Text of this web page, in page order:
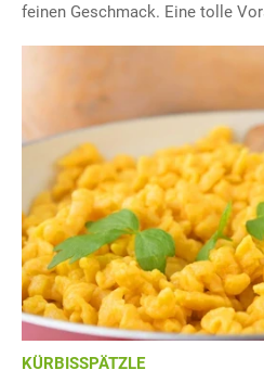
feinen Geschmack. Eine tolle
KÜRBISSPÄTZLE